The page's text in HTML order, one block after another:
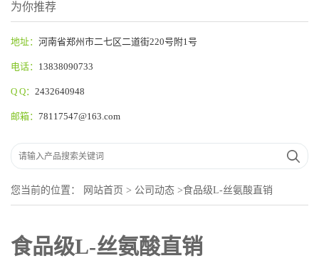
为你推荐
地址： 河南省郑州市二七区二道街220号附1号
电话： 13838090733
Q Q： 2432640948
邮箱： 78117547@163.com
您当前的位置： 网站首页 > 公司动态 >食品级L-丝氨酸直销
食品级L-丝氨酸直销